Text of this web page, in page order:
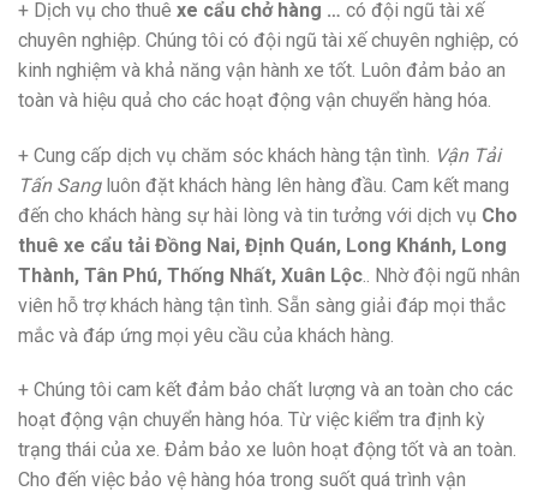
+ Dịch vụ cho thuê xe cẩu chở hàng … có đội ngũ tài xế
chuyên nghiệp. Chúng tôi có đội ngũ tài xế chuyên nghiệp, có
kinh nghiệm và khả năng vận hành xe tốt. Luôn đảm bảo an
toàn và hiệu quả cho các hoạt động vận chuyển hàng hóa.
+ Cung cấp dịch vụ chăm sóc khách hàng tận tình. Vận Tải
Tấn Sangluôn đặt khách hàng lên hàng đầu. Cam kết mang
đến cho khách hàng sự hài lòng và tin tưởng với dịch vụ Cho
thuê xe cẩu tải Đồng Nai, Định Quán, Long Khánh, Long
Thành, Tân Phú, Thống Nhất, Xuân Lộc .. Nhờ đội ngũ nhân
viên hỗ trợ khách hàng tận tình. Sẵn sàng giải đáp mọi thắc
mắc và đáp ứng mọi yêu cầu của khách hàng.
+ Chúng tôi cam kết đảm bảo chất lượng và an toàn cho các
hoạt động vận chuyển hàng hóa. Từ việc kiểm tra định kỳ
trạng thái của xe. Đảm bảo xe luôn hoạt động tốt và an toàn.
Cho đến việc bảo vệ hàng hóa trong suốt quá trình vận